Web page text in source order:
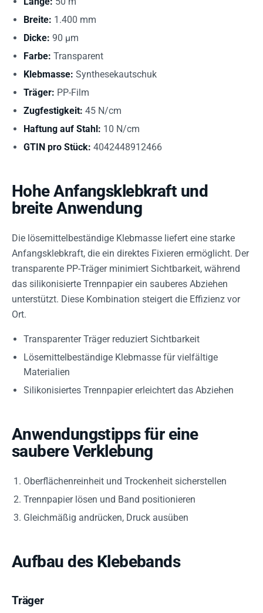
Breite: 1.400 mm
Dicke: 90 µm
Farbe: Transparent
Klebmasse: Synthesekautschuk
Träger: PP-Film
Zugfestigkeit: 45 N/cm
Haftung auf Stahl: 10 N/cm
GTIN pro Stück: 4042448912466
Hohe Anfangsklebkraft und
breite Anwendung
Die lösemittelbeständige Klebmasse liefert eine starke
Anfangsklebkraft, die ein direktes Fixieren ermöglicht. Der
transparente PP-Träger minimiert Sichtbarkeit, während
das silikonisierte Trennpapier ein sauberes Abziehen
unterstützt. Diese Kombination steigert die Effizienz vor
Ort.
Transparenter Träger reduziert Sichtbarkeit
Lösemittelbeständige Klebmasse für vielfältige
Materialien
Silikonisiertes Trennpapier erleichtert das Abziehen
Anwendungstipps für eine
saubere Verklebung
Oberflächenreinheit und Trockenheit sicherstellen
Trennpapier lösen und Band positionieren
Gleichmäßig andrücken, Druck ausüben
Aufbau des Klebebands
Träger